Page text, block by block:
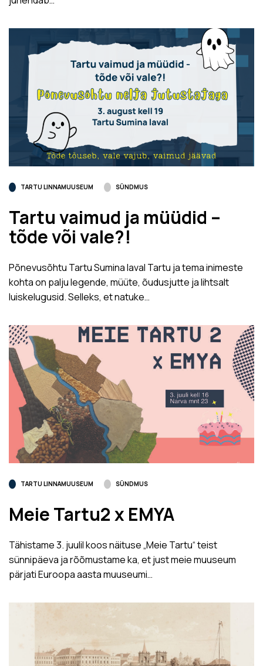
TARTU LINNAMUUSEUM SÜNDMUS
Tartu vaimud ja müüdid –
tõde või vale?!
Põnevusõhtu Tartu Sumina laval Tartu ja tema inimeste
kohta on palju legende, müüte, õudusjutte ja lihtsalt
luiskelugusid. Selleks, et natuke…
TARTU LINNAMUUSEUM SÜNDMUS
Meie Tartu2 x EMYA
Tähistame 3. juulil koos näituse „Meie Tartu“ teist
sünnipäeva ja rõõmustame ka, et just meie muuseum
pärjati Euroopa aasta muuseumi…